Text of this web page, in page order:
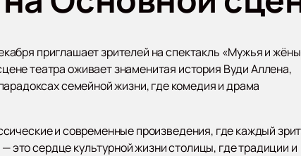
приглашает зрителей на спектакль «Мужья и
театра оживает знаменитая история Вуди Аллена,
семейной жизни, где комедия и драма
и современные произведения, где каждый
это сердце культурной жизни столицы, где традиции и